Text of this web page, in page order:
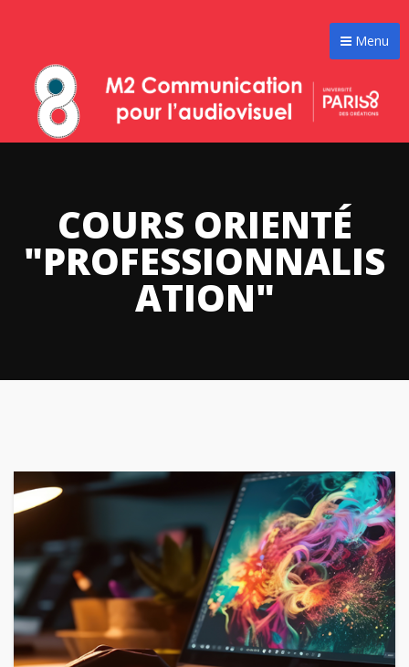
Menu
COURS ORIENTÉ
"PROFESSIONNALIS
ATION"